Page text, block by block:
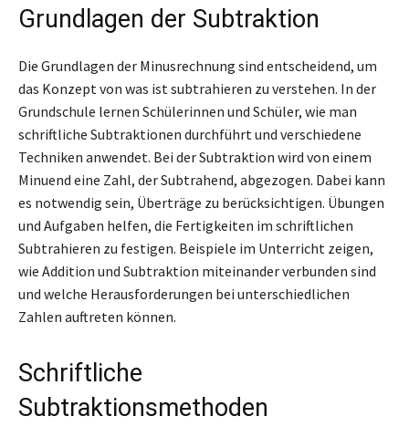
Grundlagen der Subtraktion
Die Grundlagen der Minusrechnung sind entscheidend, um
das Konzept von was ist subtrahieren zu verstehen. In der
Grundschule lernen Schülerinnen und Schüler, wie man
schriftliche Subtraktionen durchführt und verschiedene
Techniken anwendet. Bei der Subtraktion wird von einem
Minuend eine Zahl, der Subtrahend, abgezogen. Dabei kann
es notwendig sein, Überträge zu berücksichtigen. Übungen
und Aufgaben helfen, die Fertigkeiten im schriftlichen
Subtrahieren zu festigen. Beispiele im Unterricht zeigen,
wie Addition und Subtraktion miteinander verbunden sind
und welche Herausforderungen bei unterschiedlichen
Zahlen auftreten können.
Schriftliche
Subtraktionsmethoden